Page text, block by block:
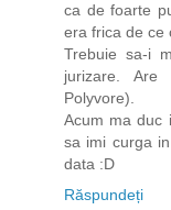
ca de foarte
era frica de ce
Trebuie sa-i
jurizare.
Polyvore).
Acum ma duc
sa imi curga
data :D
Răspundeți